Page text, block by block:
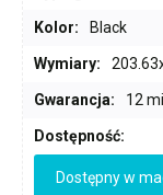
Kolor: Black
Wymiary:
Gwarancja: 12
Dostępność:
Dostępny w